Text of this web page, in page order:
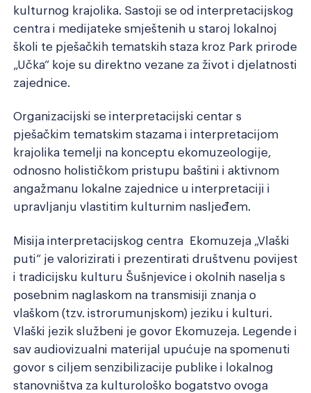
kulturnog krajolika. Sastoji se od interpretacijskog
centra i medijateke smještenih u staroj lokalnoj
školi te pješačkih tematskih staza kroz Park prirode
„Učka“ koje su direktno vezane za život i djelatnosti
zajednice.
Organizacijski se interpretacijski centar s
pješačkim tematskim stazama i interpretacijom
krajolika temelji na konceptu ekomuzeologije,
odnosno holističkom pristupu baštini i aktivnom
angažmanu lokalne zajednice u interpretaciji i
upravljanju vlastitim kulturnim nasljeđem.
Misija interpretacijskog centra Ekomuzeja „Vlaški
puti“ je valorizirati i prezentirati društvenu povijest
i tradicijsku kulturu Šušnjevice i okolnih naselja s
posebnim naglaskom na transmisiji znanja o
vlaškom (tzv. istrorumunjskom) jeziku i kulturi.
Vlaški jezik službeni je govor Ekomuzeja. Legende i
sav audiovizualni materijal upućuje na spomenuti
govor s ciljem senzibilizacije publike i lokalnog
stanovništva za kulturološko bogatstvo ovoga